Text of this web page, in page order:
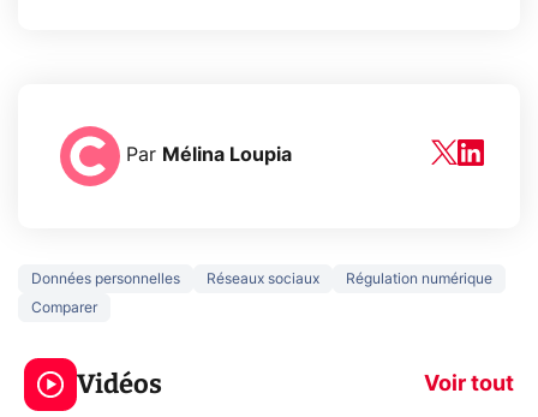
Par Mélina Loupia
Données personnelles Réseaux sociaux
Régulation numérique
Comparer
Vidéos Voir tout
3 écrans en 1 pour
319€ ? Voici L'AOC
CQ32G4ZA !
prochaine